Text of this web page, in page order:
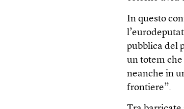
In questo
pubblica del
un totem
neanche in
frontiere”.